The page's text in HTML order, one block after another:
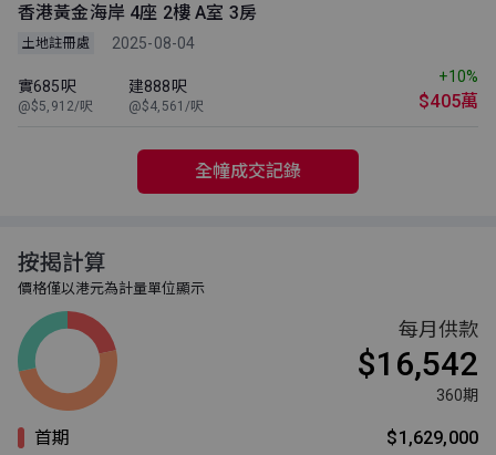
香港黃金海岸 4座 2樓 A室 3房
土地註冊處 2025-08-04
實685呎
@$5,912/呎
建888呎
@$4,561/呎
+10%
$405萬
全幢成交記錄
按揭計算
價格僅以港元為計量單位顯示
每月供款
$16,542
360期
首期
$1,629,000